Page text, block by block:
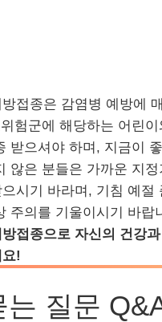
접종은 감염병 예방에
험군에 해당하는 어린이
받으셔야 하며, 지금이
않은 분들은 가까운 지정
시기 바라며, 기침 예절
주의를 기울이시기 바랍
접종으로 자신의 건강
!
는 질문